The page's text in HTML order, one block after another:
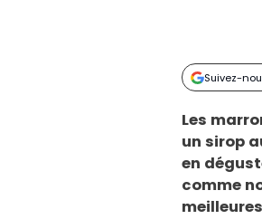
Suivez-
Les
un sirop
en
comme